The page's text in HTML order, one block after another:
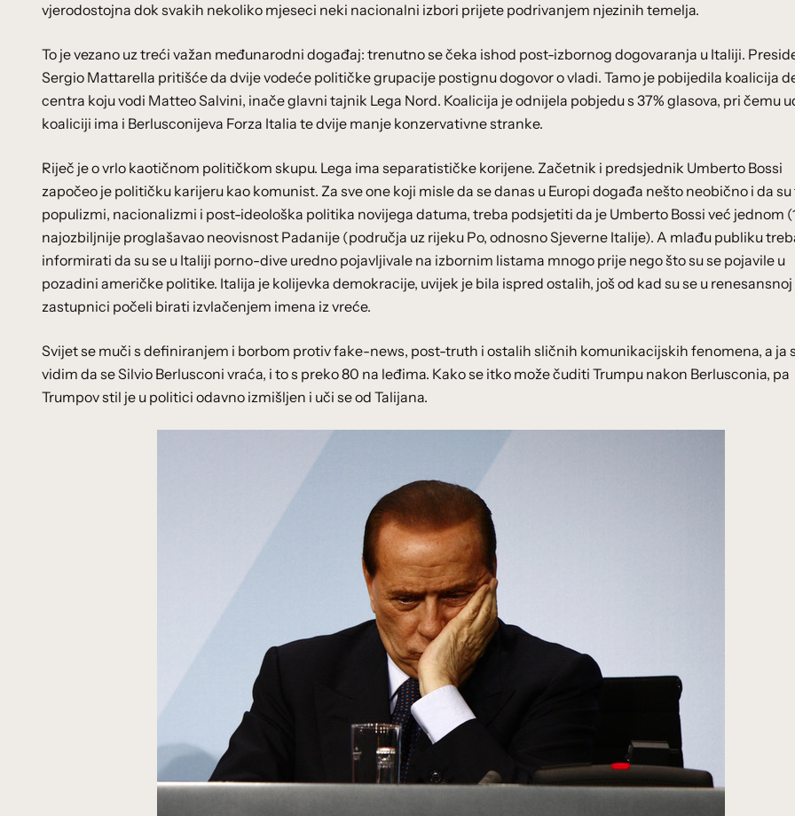
vjerodostojna dok svakih nekoliko mjeseci neki nacionalni izbori prijete podrivanjem njezinih temelja.
To je vezano uz treći važan međunarodni događaj: trenutno se čeka ishod post-izbornog dogovaranja u Italiji.
Sergio Mattarella pritišće da dvije vodeće političke grupacije postignu dogovor o vladi. Tamo je pobijedila koalicija
centra koju vodi Matteo Salvini, inače glavni tajnik Lega Nord. Koalicija je odnijela pobjedu s 37% glasova, pri čemu
koaliciji ima i Berlusconijeva Forza Italia te dvije manje konzervativne stranke.
Riječ je o vrlo kaotičnom političkom skupu. Lega ima separatističke korijene. Začetnik i predsjednik Umberto Bossi
započeo je političku karijeru kao komunist. Za sve one koji misle da se danas u Europi događa nešto neobično i da su
populizmi, nacionalizmi i post-ideološka politika novijega datuma, treba podsjetiti da je Umberto Bossi već jednom
najozbiljnije proglašavao neovisnost Padanije (područja uz rijeku Po, odnosno Sjeverne Italije). A mlađu publiku
informirati da su se u Italiji porno-dive uredno pojavljivale na izbornim listama mnogo prije nego što su se pojavile u
pozadini američke politike. Italija je kolijevka demokracije, uvijek je bila ispred ostalih, još od kad su se u
zastupnici počeli birati izvlačenjem imena iz vreće.
Svijet se muči s definiranjem i borbom protiv fake-news, post-truth i ostalih sličnih komunikacijskih fenomena, a ja
vidim da se Silvio Berlusconi vraća, i to s preko 80 na leđima. Kako se itko može čuditi Trumpu nakon Berlusconia, pa
Trumpov stil je u politici odavno izmišljen i uči se od Talijana.